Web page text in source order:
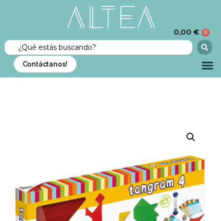
0,00 € 0
Contáctanos!